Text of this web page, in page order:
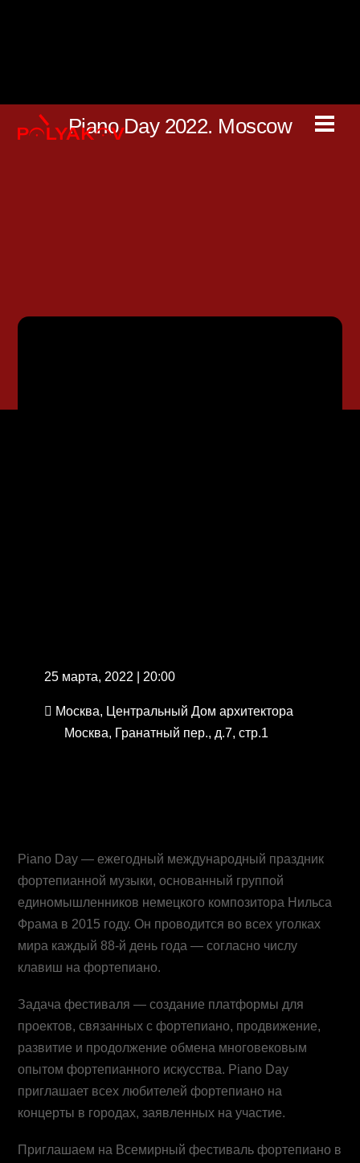
Piano Day 2022. Moscow
25 марта, 2022 | 20:00
Москва, Центральный Дом архитектора
Москва, Гранатный пер., д.7, стр.1
Piano Day — ежегодный международный праздник
фортепианной музыки, основанный группой
единомышленников немецкого композитора Нильса
Фрама в 2015 году. Он проводится во всех уголках
мира каждый 88-й день года — согласно числу
клавиш на фортепиано.
Задача фестиваля — создание платформы для
проектов, связанных с фортепиано, продвижение,
развитие и продолжение обмена многовековым
опытом фортепианного искусства. Piano Day
приглашает всех любителей фортепиано на
концерты в городах, заявленных на участие.
Приглашаем на Всемирный фестиваль фортепиано в